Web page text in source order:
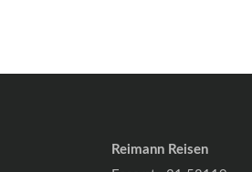
Reimann Reisen